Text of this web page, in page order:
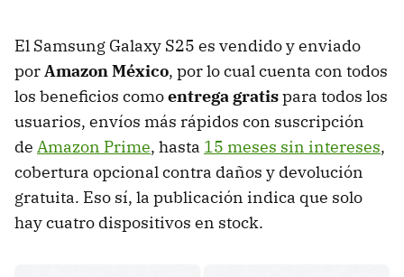
El Samsung Galaxy S25 es vendido y enviado
porAmazon México, por lo cual cuenta con todos
los beneficios comoentrega gratispara todos los
usuarios, envíos más rápidos con suscripción
de Amazon Prime, hasta 15 meses sin intereses,
cobertura opcional contra daños y devolución
gratuita. Eso sí, la publicación indica que solo
hay cuatro dispositivos en stock.